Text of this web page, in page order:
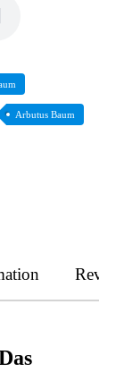
Arbutus Baum